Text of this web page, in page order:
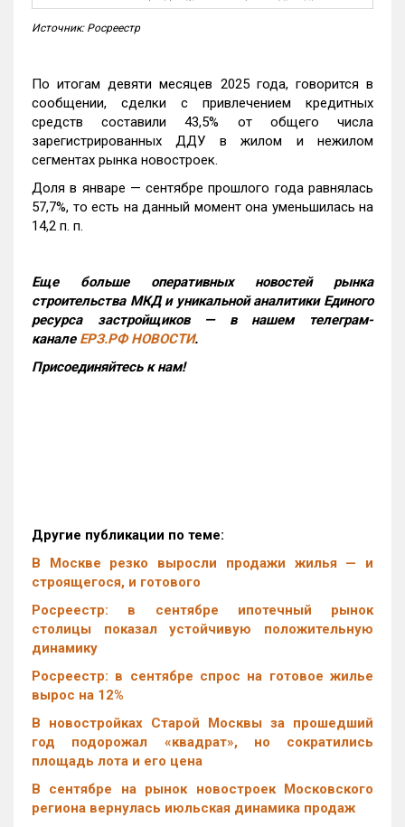
Источник: Росреестр
По итогам девяти месяцев 2025 года, говорится в
сообщении, сделки с привлечением кредитных
средств составили 43,5% от общего числа
зарегистрированных ДДУ в жилом и нежилом
сегментах рынка новостроек.
Доля в январе — сентябре прошлого года равнялась
57,7%, то есть на данный момент она уменьшилась на
14,2 п. п.
Еще больше оперативных новостей рынка
строительства МКД и уникальной аналитики Единого
ресурса застройщиков — в нашем телеграм-
канале ЕРЗ.РФ НОВОСТИ.
Присоединяйтесь к нам!
Другие публикации по теме:
В Москве резко выросли продажи жилья — и
строящегося, и готового
Росреестр: в сентябре ипотечный рынок
столицы показал устойчивую положительную
динамику
Росреестр: в сентябре спрос на готовое жилье
вырос на 12%
В новостройках Старой Москвы за прошедший
год подорожал «квадрат», но сократились
площадь лота и его цена
В сентябре на рынок новостроек Московского
региона вернулась июльская динамика продаж